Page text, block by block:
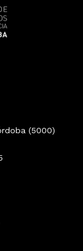
(5000)